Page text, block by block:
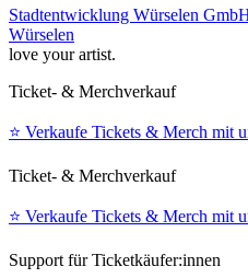
Stadtentwicklung Würselen
Würselen
love your artist.
Ticket- & Merchverkauf
⭐️ Verkaufe Tickets & Merch mit
Ticket- & Merchverkauf
⭐️ Verkaufe Tickets & Merch mit
Support für Ticketkäufer:innen